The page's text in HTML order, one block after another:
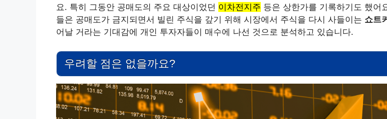
요. 특히 그동안 공매도의 주요 대상이었던 이차전지주 등은 상한가를 기록하기도 했어
들은 공매도가 금지되면서 빌린 주식을 갚기 위해 시장에서 주식을 다시 사들이는 쇼트
어날 거라는 기대감에 개인 투자자들이 매수에 나선 것으로 분석하고 있습니다.
우려할 점은 없을까요?